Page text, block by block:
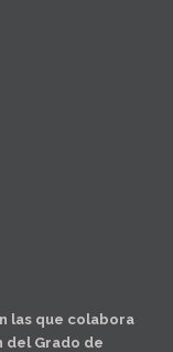
las que colabora
del Grado de